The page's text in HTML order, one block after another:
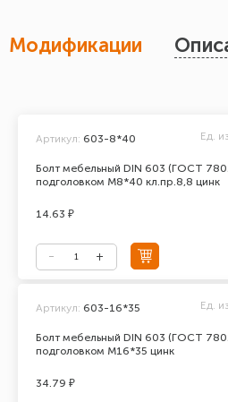
Модификации
Болт мебельный DIN 603 (ГОСТ
подголовком М8*40 кл.пр.8,8 цинк
Артикул: 603-8*40 Ед.
14.63 ₽
Болт мебельный DIN 603 (ГОСТ
подголовком М16*35 цинк
Артикул: 603-16*35 Ед.
34.79 ₽